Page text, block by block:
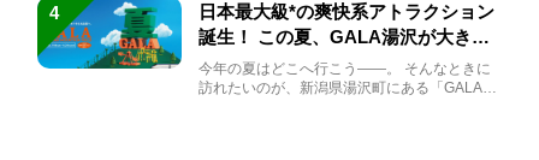
4
日本最大級*の爽快系アトラクション
誕生！ この夏、GALA湯沢が大きく
生まれ変わる
今年の夏はどこへ行こう――。 そんなときに
訪れたいのが、新潟県湯沢町にある「GALA湯